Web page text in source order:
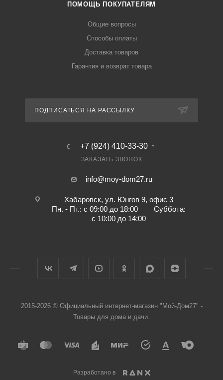
ПОМОЩЬ ПОКУПАТЕЛЯМ
Общие вопросы
Способы оплаты
Доставка товаров
Гарантия и возврат товара
ПОДПИСАТЬСЯ НА РАССЫЛКУ
+7 (924) 410-33-30
ЗАКАЗАТЬ ЗВОНОК
info@moy-dom27.ru
Хабаровск, ул. Юнгов 9, офис 3
Пн. - Пт.: с 09:00 до 18:00 Суббота:
с 10:00 до 14:00
2015-2026 © Официальный интернет-магазин "Мой-Дом27" -
Товары для дома и дачи.
Разработано в